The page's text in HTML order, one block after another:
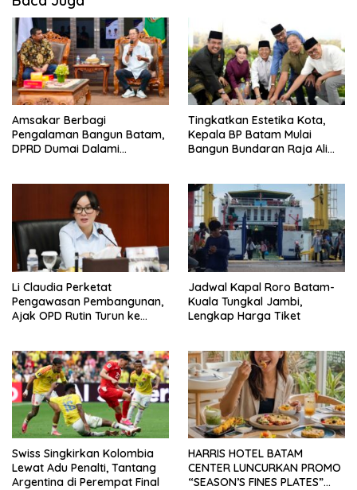
Amsakar Berbagi
Pengalaman Bangun Batam,
DPRD Dumai Dalami
Tingkatkan Estetika Kota,
Kepala BP Batam Mulai
Bangun Bundaran Raja Ali
Li Claudia Perketat
Pengawasan Pembangunan,
Ajak OPD Rutin Turun ke
Jadwal Kapal Roro Batam-
Kuala Tungkal Jambi,
Lengkap Harga Tiket
Swiss Singkirkan Kolombia
Lewat Adu Penalti, Tantang
Argentina di Perempat Final
HARRIS HOTEL BATAM
CENTER LUNCURKAN PROMO
“SEASON’S FINES PLATES”